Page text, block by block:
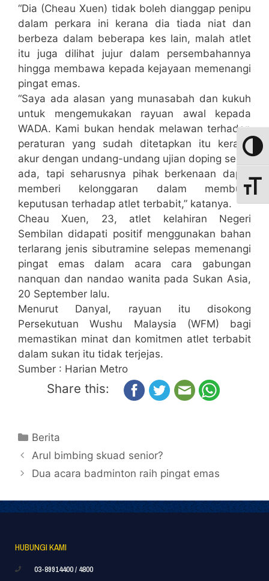
“Dia (Cheau Xuen) tidak boleh dianggap penipu
dalam perkara ini kerana dia tiada niat dan
berbeza dalam beberapa kes lain, malah atlet
itu juga dilihat jujur dalam persembahannya
hingga membawa kepada kejayaan memenangi
pingat emas.
“Saya ada alasan yang munasabah dan kukuh
untuk mengemukakan rayuan awal kepada
WADA. Kami bukan hendak melawan terhadap
peraturan yang sudah ditetapkan itu kerana
akur dengan undang-undang ujian doping sedia
ada, tapi seharusnya pihak berkenaan dapat
memberi kelonggaran dalam membuat
keputusan terhadap atlet terbabit,” katanya.
Cheau Xuen, 23, atlet kelahiran Negeri
Sembilan didapati positif menggunakan bahan
terlarang jenis sibutramine selepas memenangi
pingat emas dalam acara cara gabungan
nanquan dan nandao wanita pada Sukan Asia,
20 September lalu.
Menurut Danyal, rayuan itu disokong
Persekutuan Wushu Malaysia (WFM) bagi
memastikan minat dan komitmen atlet terbabit
dalam sukan itu tidak terjejas.
Sumber : Harian Metro
Share this:
Berita
Arul bimbing skuad senior?
Dua acara badminton raih pingat emas
HUBUNGI KAMI
03-89914400 / 4800